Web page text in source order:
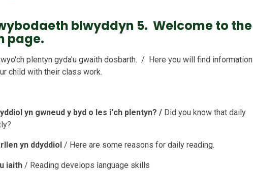
blwyddyn 5. Welcome to the
page.
plentyn gyda'u gwaith dosbarth. / Here you will find information
child with their class work.
yn gwneud y byd o les i'ch plentyn? / Did you know that daily
yn ddyddiol/ Here are some reasons for daily reading.
iaith / Reading develops language skills